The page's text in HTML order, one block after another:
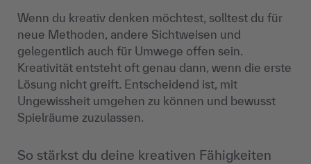
Wenn du kreativ denken möchtest, solltest du für
neue Methoden, andere Sichtweisen und
gelegentlich auch für Umwege offen sein.
Kreativität entsteht oft genau dann, wenn die erste
Lösung nicht greift. Entscheidend ist, mit
Ungewissheit umgehen zu können und bewusst
Spielräume zuzulassen.
So stärkst du deine kreativen Fähigkeiten